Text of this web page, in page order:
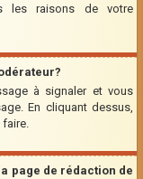
les raisons de votre
à signaler et vous
En cliquant dessus,
faire.
page de rédaction de